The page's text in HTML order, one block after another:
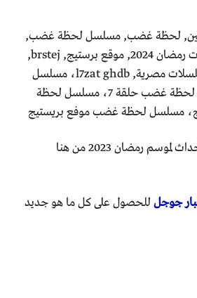
لحظة غضب, مسلسل لحظة غضب,
فيديو برستيج, مسلسلات رمضان 2024, موقع برستيج, brstej,
مسلسلات برستيج, مسلسلات مصرية, l7zat ghdb، مسلسل
لحظة غضب الحلقة 7، لحظة غضب حلقة 7، مسلسل لحظة
لمتابعة بقية الأخبار والأحداث لموسم رمضان 2023 من هنا
جوجلللحصول على كل ما هو جديد